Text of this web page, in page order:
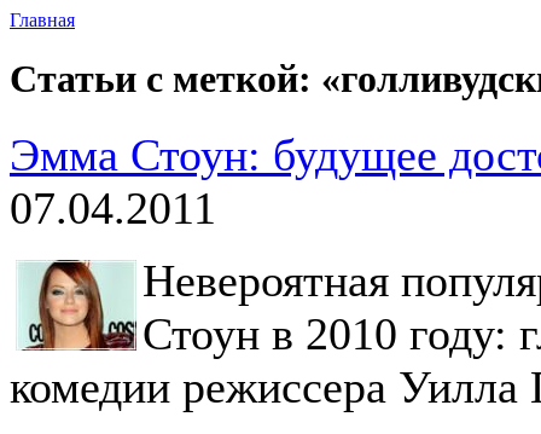
Главная
Статьи с меткой:
Эмма Стоун: будущее
07.04.2011
Невероятная
Стоун в 2010 году:
комедии режиссера Уилла